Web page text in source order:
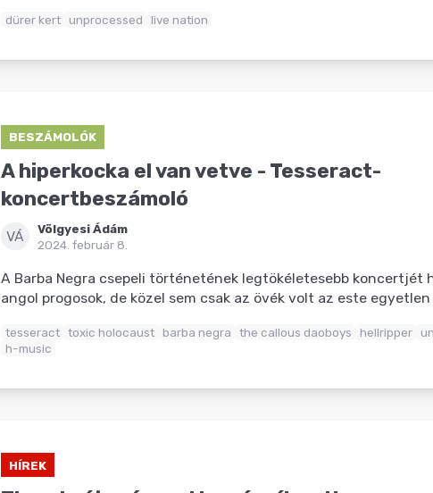
dürer kert unprocessed live nation
BESZÁMOLÓK
A hiperkocka el van vetve - Tesseract-
koncertbeszámoló
VÁ
Völgyesi Ádám
2024. február 8.
A Barba Negra csepeli történetének legtökéletesebb koncertjét
angol progosok, de közel sem csak az övék volt az este
tesseract toxic holocaust barba negra the callous daoboys hellripper
h-music
HÍREK